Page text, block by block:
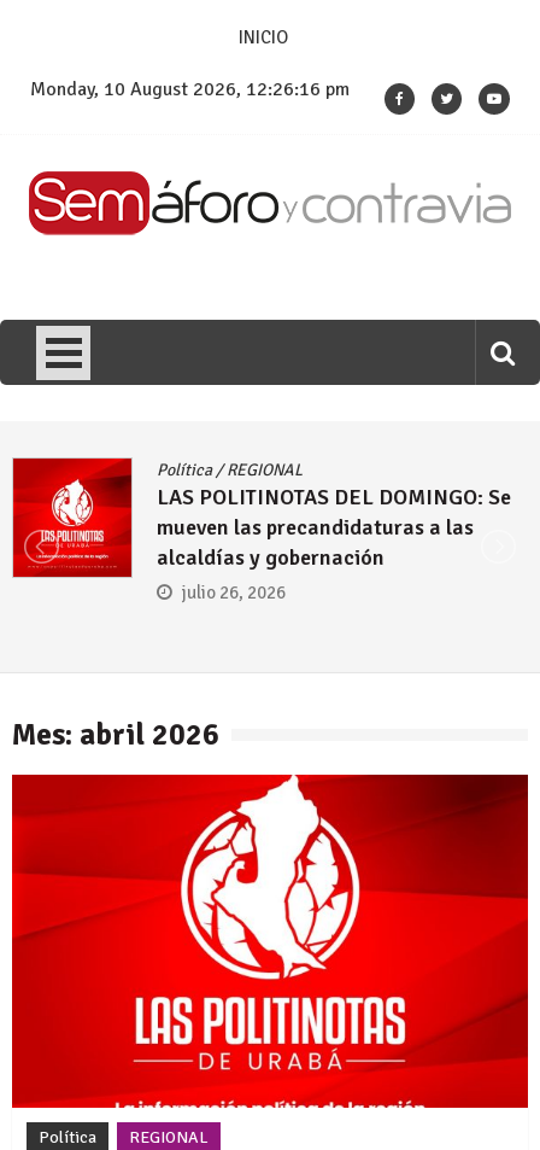
INICIO
Monday, 10 August 2026, 12:26:17 pm
Se
Política/REGIONAL
LAS POLITINOTAS DEL
Braulio Espinosa Márquez hace
su candidatura a la Gobernación
Antioquia
Mes: abril 2026
Política REGIONAL